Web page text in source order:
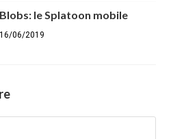
le Splatoon mobile
16/06/2019